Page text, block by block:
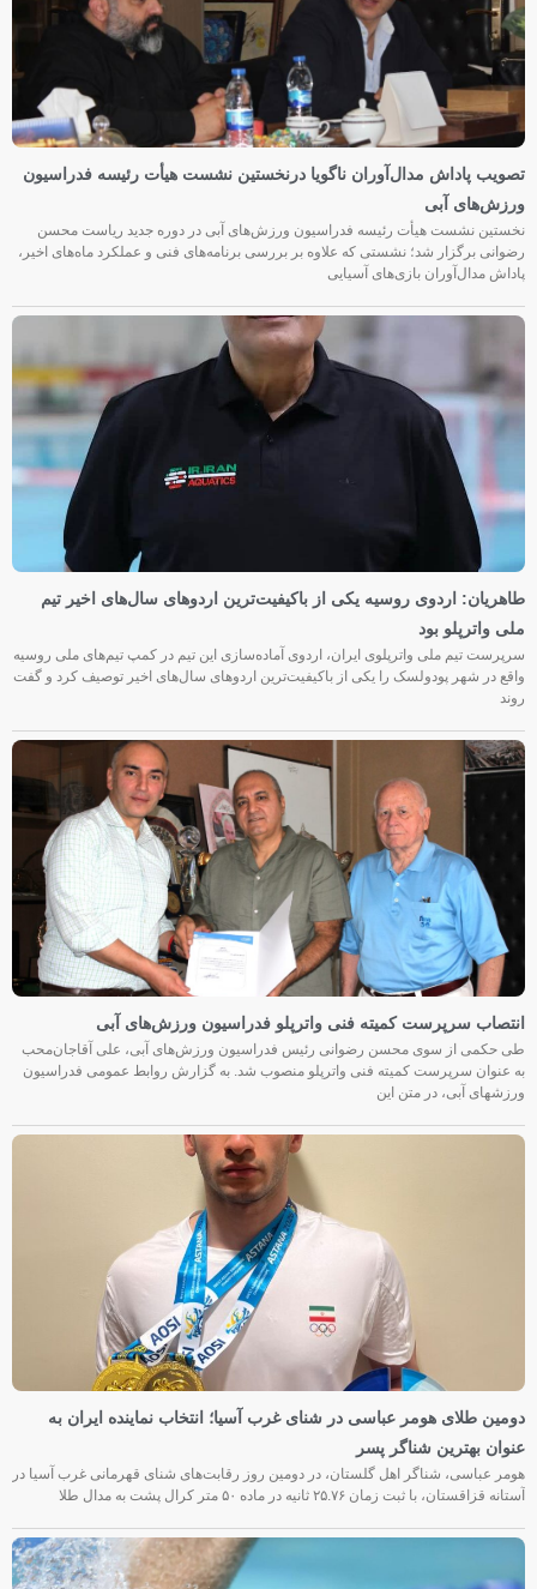
تصویب پاداش مدال‌آوران ناگویا درنخستین نشست هیأت رئیسه فدراسیون
ورزش‌های آبی
نخستین نشست هیأت رئیسه فدراسیون ورزش‌های آبی در دوره جدید ریاست محسن
رضوانی برگزار شد؛ نشستی که علاوه بر بررسی برنامه‌های فنی و عملکرد ماه‌های اخیر،
پاداش مدال‌آوران بازی‌های آسیایی
طاهریان: اردوی روسیه یکی از باکیفیت‌ترین اردوهای سال‌های اخیر تیم
ملی واترپلو بود
سرپرست تیم ملی واترپلوی ایران، اردوی آماده‌سازی این تیم در کمپ تیم‌های ملی روسیه
واقع در شهر پودولسک را یکی از باکیفیت‌ترین اردوهای سال‌های اخیر توصیف کرد و گفت
روند
انتصاب سرپرست کمیته فنی واترپلو فدراسیون ورزش‌های آبی
طی حکمی از سوی محسن رضوانی رئیس فدراسیون ورزش‌های آبی، علی آقاجان‌محب
به عنوان سرپرست کمیته فنی واترپلو منصوب شد. به گزارش روابط عمومی فدراسیون
ورزشهای آبی، در متن این
دومین طلای هومر عباسی در شنای غرب آسیا؛ انتخاب نماینده ایران به
عنوان بهترین شناگر پسر
هومر عباسی، شناگر اهل گلستان، در دومین روز رقابت‌های شنای قهرمانی غرب آسیا در
آستانه قزاقستان، با ثبت زمان ۲۵.۷۶ ثانیه در ماده ۵۰ متر کرال پشت به مدال طلا